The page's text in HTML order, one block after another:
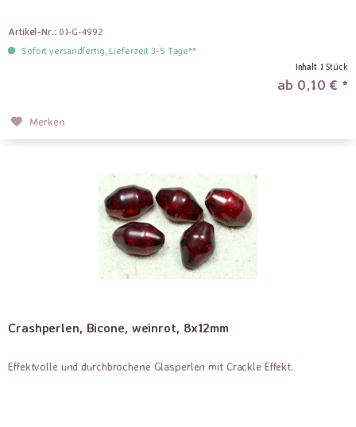
Artikel-Nr.: 01-G-4992
Sofort versandfertig, Lieferzeit 3-5 Tage**
Inhalt 1 Stück
ab 0,10 € *
Merken
Crashperlen, Bicone, weinrot, 8x12mm
Effektvolle und durchbrochene Glasperlen mit Crackle Effekt.